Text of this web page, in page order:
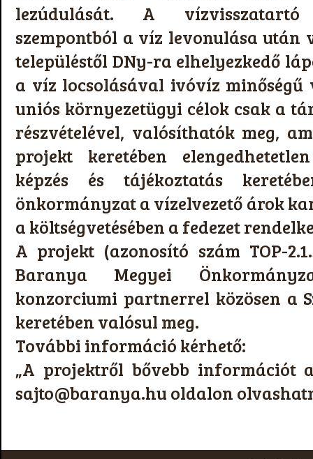
lezúdulását. A
szempontból a víz levonulása
településtől DNy-ra elhelyezkedő
a víz locsolásával ivóvíz
uniós környezetügyi célok csak a
részvételével, valósíthatók meg,
projekt keretében
képzés és tájékoztatás
önkormányzat a vízelvezető árok
a költségvetésében a fedezet
A projekt (azonosító szám TOP-
Baranya Megyei
konzorciumi partnerrel közösen a
keretében valósul meg.
További információ kérhető:
„A projektről bővebb információt
sajto@baranya.hu oldalon